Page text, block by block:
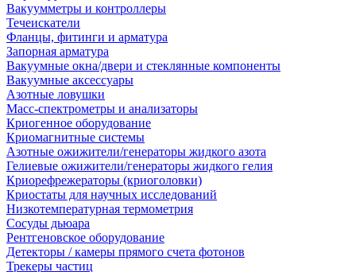
Вакуумметры и контроллеры
Течеискатели
Фланцы, фитинги и арматура
Запорная арматура
Вакуумные окна/двери и стеклянные компоненты
Вакуумные аксессуары
Азотные ловушки
Масс-спектрометры и анализаторы
Криогенное оборудование
Криомагнитные системы
Азотные ожижители/генераторы жидкого азота
Гелиевые ожижители/генераторы жидкого гелия
Криорефрежераторы (криоголовки)
Криостаты для научных исследований
Низкотемпературная термометрия
Сосуды дьюара
Рентгеновское оборудование
Детекторы / камеры прямого счета фотонов
Трекеры частиц